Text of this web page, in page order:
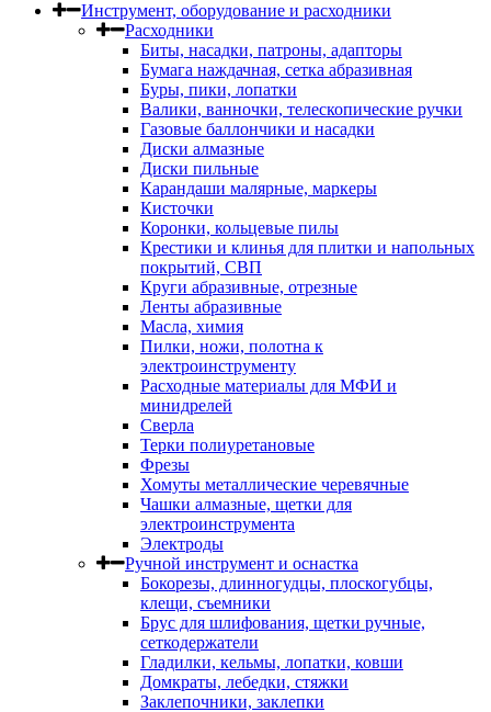
Инструмент, оборудование и расходники
Расходники
Биты, насадки, патроны, адапторы
Бумага наждачная, сетка абразивная
Буры, пики, лопатки
Валики, ванночки, телескопические ручки
Газовые баллончики и насадки
Диски алмазные
Диски пильные
Карандаши малярные, маркеры
Кисточки
Коронки, кольцевые пилы
Крестики и клинья для плитки и напольных
покрытий, СВП
Круги абразивные, отрезные
Ленты абразивные
Масла, химия
Пилки, ножи, полотна к
электроинструменту
Расходные материалы для МФИ и
минидрелей
Сверла
Терки полиуретановые
Фрезы
Хомуты металлические черевячные
Чашки алмазные, щетки для
электроинструмента
Электроды
Ручной инструмент и оснастка
Бокорезы, длинногудцы, плоскогубцы,
клещи, съемники
Брус для шлифования, щетки ручные,
сеткодержатели
Гладилки, кельмы, лопатки, ковши
Домкраты, лебедки, стяжки
Заклепочники, заклепки